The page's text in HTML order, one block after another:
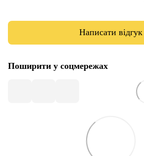
Написати відгук
Поширити у соцмережах